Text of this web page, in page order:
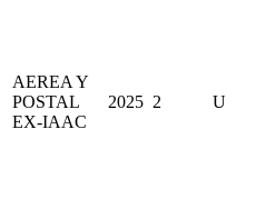
AEREA Y
POSTAL
EX-IAAC
2025 2 U